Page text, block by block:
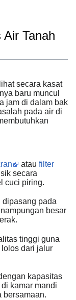
Tanah
secara kasat
baru muncul
jam di dalam bak
pada air di
atau filter
secara
cuci piring.
dipasang pada
besar
tinggi guna
dari jalur
kapasitas
kamar mandi
bersamaan.